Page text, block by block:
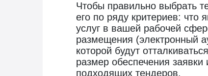
Чтобы правильно выбрать
его по ряду критериев: что
услуг в вашей рабочей
размещения (электронный
которой будут
размер обеспечения
подходящих тендеров.